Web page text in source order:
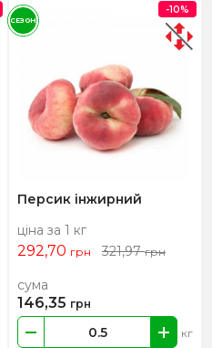
Персик інжирний
ціна за 1 кг
292,70 грн 321,97грн
кг
сума
146,35 грн
-10%
СЕЗОН